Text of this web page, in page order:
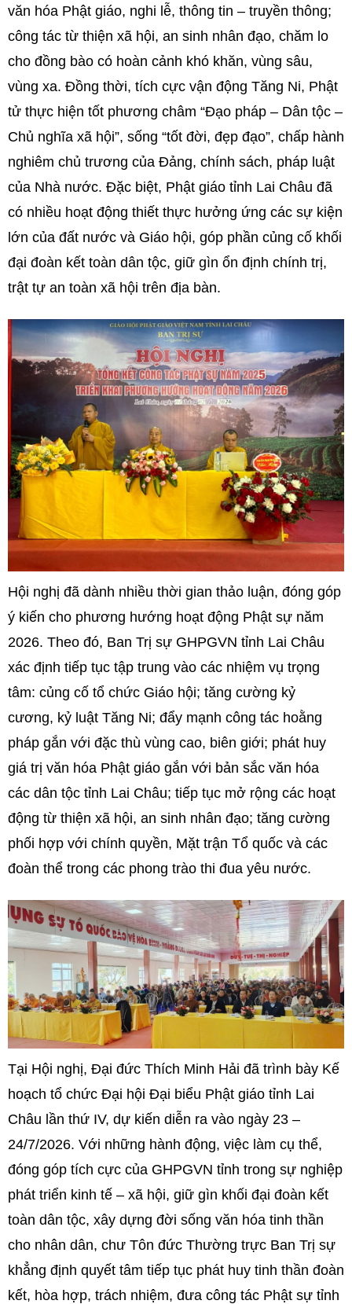
văn hóa Phật giáo, nghi lễ, thông tin – truyền thông;
công tác từ thiện xã hội, an sinh nhân đạo, chăm lo
cho đồng bào có hoàn cảnh khó khăn, vùng sâu,
vùng xa. Đồng thời, tích cực vận động Tăng Ni, Phật
tử thực hiện tốt phương châm “Đạo pháp – Dân tộc –
Chủ nghĩa xã hội”, sống “tốt đời, đẹp đạo”, chấp hành
nghiêm chủ trương của Đảng, chính sách, pháp luật
của Nhà nước. Đặc biệt, Phật giáo tỉnh Lai Châu đã
có nhiều hoạt động thiết thực hưởng ứng các sự kiện
lớn của đất nước và Giáo hội, góp phần củng cố khối
đại đoàn kết toàn dân tộc, giữ gìn ổn định chính trị,
trật tự an toàn xã hội trên địa bàn.
Hội nghị đã dành nhiều thời gian thảo luận, đóng góp
ý kiến cho phương hướng hoạt động Phật sự năm
2026. Theo đó, Ban Trị sự GHPGVN tỉnh Lai Châu
xác định tiếp tục tập trung vào các nhiệm vụ trọng
tâm: củng cố tổ chức Giáo hội; tăng cường kỷ
cương, kỷ luật Tăng Ni; đẩy mạnh công tác hoằng
pháp gắn với đặc thù vùng cao, biên giới; phát huy
giá trị văn hóa Phật giáo gắn với bản sắc văn hóa
các dân tộc tỉnh Lai Châu; tiếp tục mở rộng các hoạt
động từ thiện xã hội, an sinh nhân đạo; tăng cường
phối hợp với chính quyền, Mặt trận Tổ quốc và các
đoàn thể trong các phong trào thi đua yêu nước.
Tại Hội nghị, Đại đức Thích Minh Hải đã trình bày Kế
hoạch tổ chức Đại hội Đại biểu Phật giáo tỉnh Lai
Châu lần thứ IV, dự kiến diễn ra vào ngày 23 –
24/7/2026. Với những hành động, việc làm cụ thể,
đóng góp tích cực của GHPGVN tỉnh trong sự nghiệp
phát triển kinh tế – xã hội, giữ gìn khối đại đoàn kết
toàn dân tộc, xây dựng đời sống văn hóa tinh thần
cho nhân dân, chư Tôn đức Thường trực Ban Trị sự
khẳng định quyết tâm tiếp tục phát huy tinh thần đoàn
kết, hòa hợp, trách nhiệm, đưa công tác Phật sự tỉnh